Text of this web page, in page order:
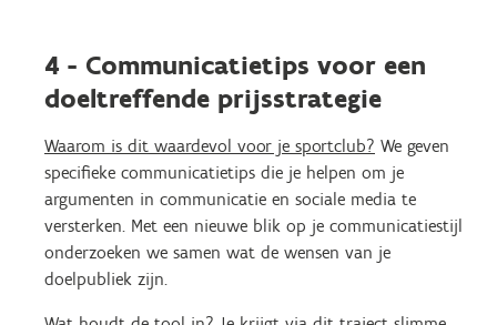
4 - Communicatietips voor een
doeltreffende prijsstrategie
Waarom is dit waardevol voor je sportclub? We geven
specifieke communicatietips die je helpen om je
argumenten in communicatie en sociale media te
versterken. Met een nieuwe blik op je communicatiestijl
onderzoeken we samen wat de wensen van je
doelpubliek zijn.